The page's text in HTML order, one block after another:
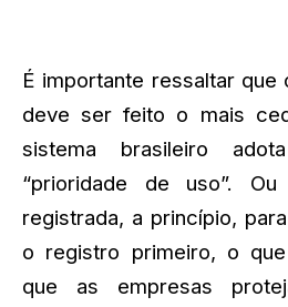
É importante ressaltar
deve ser feito o mais
sistema brasileiro
“prioridade de uso”.
registrada, a princípio,
o registro primeiro, o
que as empresas